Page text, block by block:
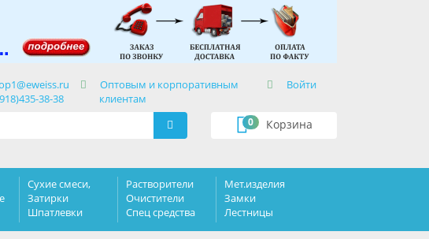
38-38
Оптовым и корпоративным
клиентам
Войти
Корзина
0
Сухие смеси,
Затирки
Шпатлевки
Растворители
Очистители
Спец средства
Мет.изделия
Замки
Лестницы